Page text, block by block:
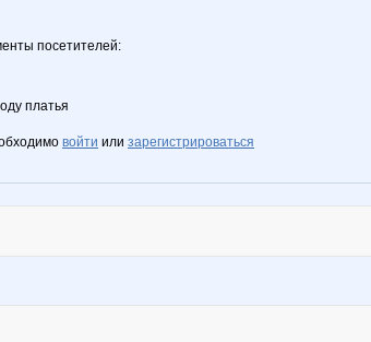
посетителей:
платья
войти или зарегистрироваться